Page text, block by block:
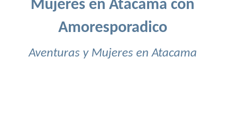
Mujeres en Atacama con
Amoresporadico
Aventuras y Mujeres en Atacama